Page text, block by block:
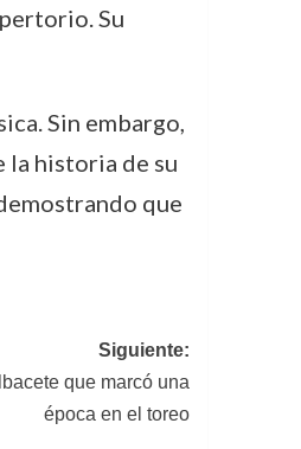
Su
Sin embargo,
la historia de su
que
Siguiente:
que marcó una
época en el toreo